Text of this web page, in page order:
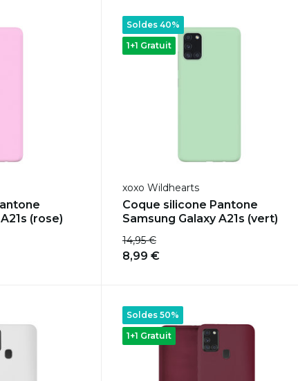
(rose)
1+1 Gratuit
Soldes 40%
xoxo Wildhearts
Coque silicone Pantone
Samsung Galaxy A21s (vert)
14,95 €
8,99 €
1+1 Gratuit
Soldes 50%